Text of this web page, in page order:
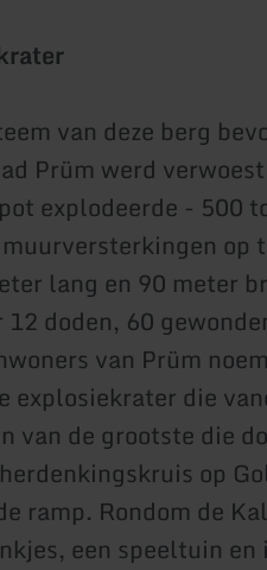
van deze berg
Prüm werd
explodeerde - 500
op
lang en 90 meter
doden, 60
van Prüm
explosiekrater die
van de grootste die
op
ramp. Rondom de
een speeltuin